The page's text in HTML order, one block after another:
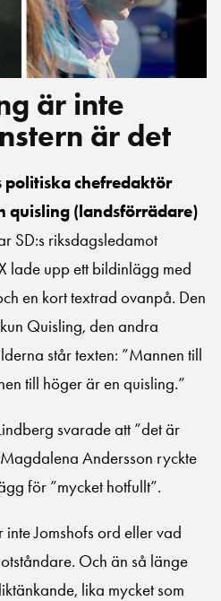
är inte
är det
chefredaktör
quisling (landsförrädare)
SD:s riksdagsledamot
lade upp ett bildinlägg med
en kort textrad ovanpå. Den
Quisling, den andra
står texten: ”Mannen till
till höger är en quisling.”
svarade att ”det är
Andersson ryckte
för ”mycket hotfullt”.
Jomshofs ord eller vad
Och än så länge
lika mycket som